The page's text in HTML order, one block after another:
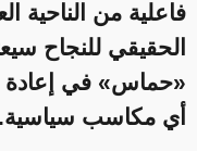
فاعلية من الناحية
الحقيقي للنجاح
«حماس» في إعادة
أي مكاسب سياسية.